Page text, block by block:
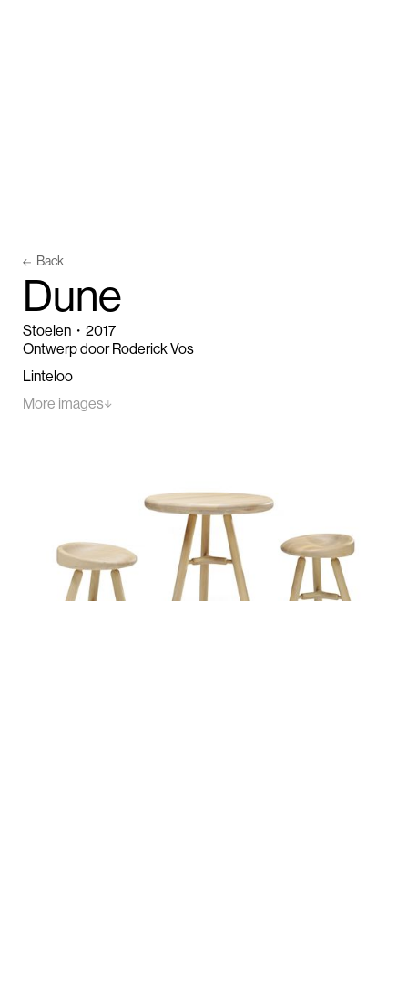
Back
Dune
Stoelen ・ 2017
Ontwerp door Roderick Vos
Linteloo
More images